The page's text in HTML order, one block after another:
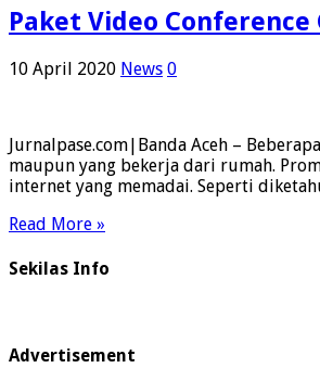
Paket Video
10 April 2020 News 0
Jurnalpase.com|Banda Aceh –
maupun yang bekerja dari rumah.
internet yang memadai. Seperti
Read More »
Sekilas Info
Advertisement